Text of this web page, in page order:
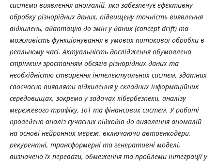
системи виявлення аномалій, яка забезпечує ефективну
обробку різнорідних даних, підвищену точність виявлення
відхилень, адаптацію до змін у даних (concept drift) та
можливість функціонування в умовах потокової обробки в
реальному часі. Актуальність дослідження обумовлена
стрімким зростанням обсягів різнорідних даних та
необхідністю створення інтелектуальних систем, здатних
своєчасно виявляти відхилення у складних інформаційних
середовищах, зокрема у задачах кібербезпеки, аналізу
мережевого трафіку, IoT та фінансових систем. У роботі
проведено аналіз сучасних підходів до виявлення аномалій
на основі нейронних мереж, включаючи автоенкодери,
рекурентні, трансформерні та генеративні моделі,
визначено їх переваги, обмеження та проблеми інтеграції у